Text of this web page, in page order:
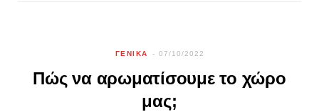
ΓΕΝΙΚΑ 07/10/2022
Πώς να αρωματίσουμε το χώρο
μας;